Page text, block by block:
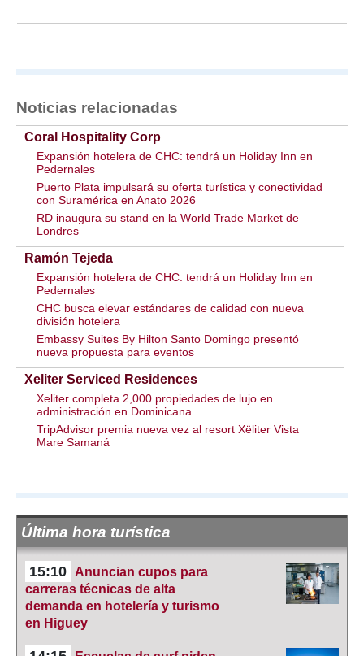
Noticias relacionadas
Coral Hospitality Corp
Expansión hotelera de CHC: tendrá un Holiday Inn en
Pedernales
Puerto Plata impulsará su oferta turística y conectividad
con Suramérica en Anato 2026
RD inaugura su stand en la World Trade Market de
Londres
Ramón Tejeda
Expansión hotelera de CHC: tendrá un Holiday Inn en
Pedernales
CHC busca elevar estándares de calidad con nueva
división hotelera
Embassy Suites By Hilton Santo Domingo presentó
nueva propuesta para eventos
Xeliter Serviced Residences
Xeliter completa 2,000 propiedades de lujo en
administración en Dominicana
TripAdvisor premia nueva vez al resort Xëliter Vista
Mare Samaná
Última hora turística
15:10
Anuncian cupos para
carreras técnicas de alta
demanda en hotelería y turismo
en Higuey